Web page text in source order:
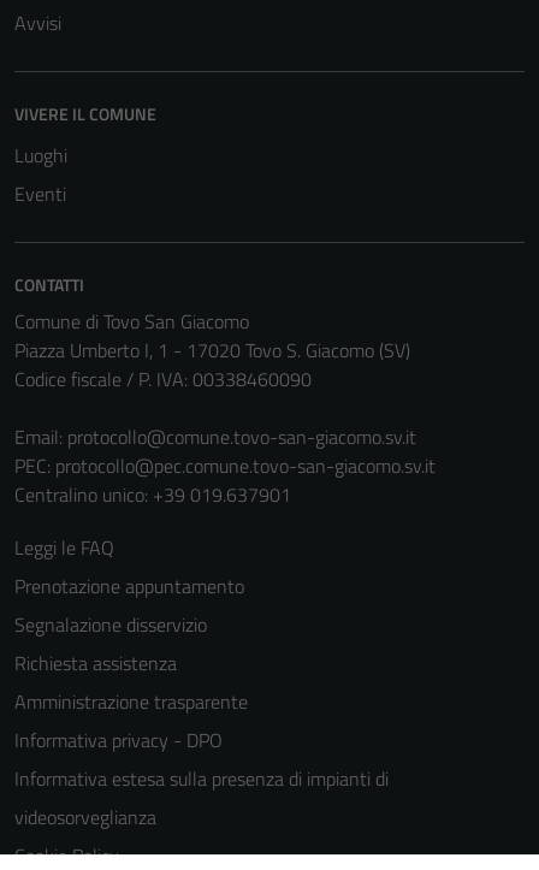
Avvisi
VIVERE IL COMUNE
Luoghi
Eventi
CONTATTI
Comune di Tovo San Giacomo
Piazza Umberto I, 1 - 17020 Tovo S. Giacomo (SV)
Codice fiscale / P. IVA: 00338460090
Email: protocollo@comune.tovo-san-giacomo.sv.it
PEC: protocollo@pec.comune.tovo-san-giacomo.sv.it
Centralino unico: +39 019.637901
Leggi le FAQ
Prenotazione appuntamento
Segnalazione disservizio
Richiesta assistenza
Amministrazione trasparente
Informativa privacy - DPO
Informativa estesa sulla presenza di impianti di
videosorveglianza
Cookie Policy
informazioni
personali.